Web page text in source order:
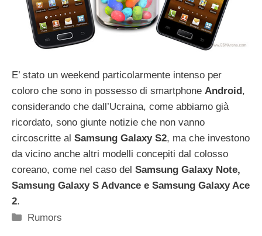
E’ stato un weekend particolarmente intenso per
coloro che sono in possesso di smartphone Android ,
considerando che dall’Ucraina, come abbiamo già
ricordato, sono giunte notizie che non vanno
circoscritte al Samsung Galaxy S2, ma che investono
da vicino anche altri modelli concepiti dal colosso
coreano, come nel caso del Samsung Galaxy Note,
Samsung Galaxy S Advance e Samsung Galaxy Ace
2.
Categorie
Rumors